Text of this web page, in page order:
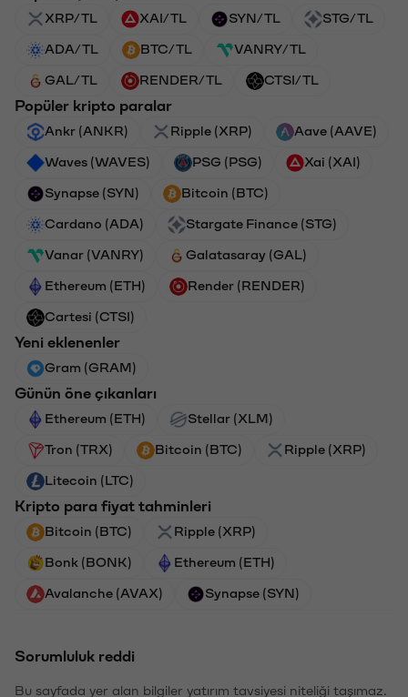
XRP/TL XAI/TL SYN/TL STG/TL
ADA/TL BTC/TL VANRY/TL
GAL/TL RENDER/TL CTSI/TL
Popüler kripto paralar
Ankr (ANKR) Ripple (XRP) Aave (AAVE)
Waves (WAVES) PSG (PSG) Xai (XAI)
Synapse (SYN) Bitcoin (BTC)
Cardano (ADA) Stargate Finance (STG)
Vanar (VANRY) Galatasaray (GAL)
Ethereum (ETH) Render (RENDER)
Cartesi (CTSI)
Yeni eklenenler
Gram (GRAM)
Günün öne çıkanları
Ethereum (ETH) Stellar (XLM)
Tron (TRX) Bitcoin (BTC) Ripple (XRP)
Litecoin (LTC)
Kripto para fiyat tahminleri
Bitcoin (BTC) Ripple (XRP)
Bonk (BONK) Ethereum (ETH)
Avalanche (AVAX) Synapse (SYN)
Sorumluluk reddi
Bu sayfada yer alan bilgiler yatırım tavsiyesi niteliği taşımaz.